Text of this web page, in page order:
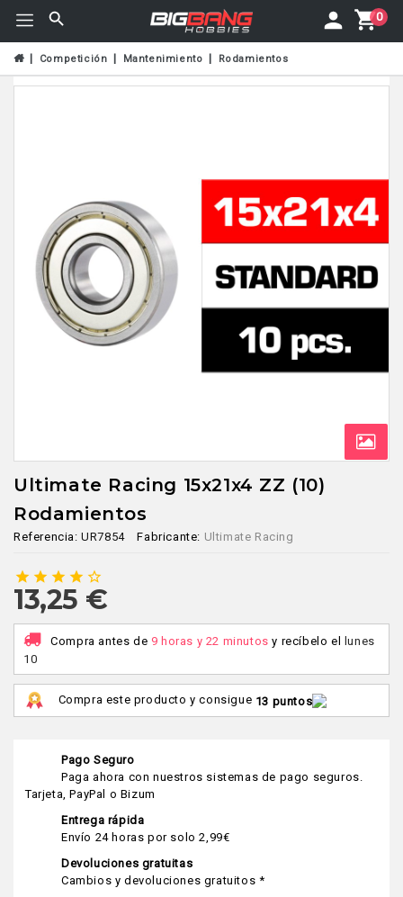
0
Competición Mantenimiento Rodamientos
Ultimate Racing 15x21x4 ZZ (10)
Rodamientos
Referencia: UR7854 Fabricante: Ultimate Racing
star star star star star_border
13,25 €
Compra antes de 9 horas y 22 minutos y recíbeloel
lunes
10
Compra este producto y consigue 13 puntos
Pago Seguro
Paga ahora con nuestros sistemas de pago seguros.
Tarjeta, PayPal o Bizum
Entrega rápida
Envío 24 horas por solo 2,99€
Devoluciones gratuitas
Cambios y devoluciones gratuitos *